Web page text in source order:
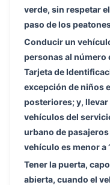
verde, sin respetar
paso de los
Conducir un
personas al número
Tarjeta de
excepción de niños
posteriores; y, llevar
vehículos del
urbano de
vehículo es menor a
Tener la puerta,
abierta, cuando el